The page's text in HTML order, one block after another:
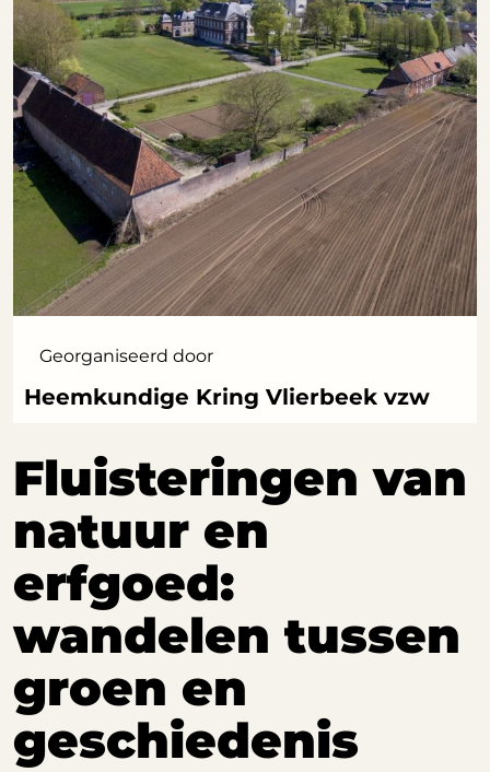
Georganiseerd door
Heemkundige Kring Vlierbeek vzw
Fluisteringen van
natuur en
erfgoed:
wandelen tussen
groen en
geschiedenis